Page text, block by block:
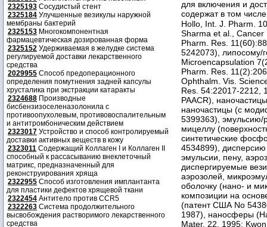
2325193 Сосудистый стент
2325184 Улучшенные везикулы наружной
мембраны бактерий
2325153 Многокомпонентная
фармацевтическая дозированная форма
2325152 Удерживаемая в желудке система
регулируемой доставки лекарственного
средства
2029955 Способ предоперационного
определения помутнения задней капсулы
хрусталика при экстракции катаракты
2324688 Производные
бисбензизоселеназолонила с
противоопухолевым, противовоспалительным
и антитромбоническим действием
2323017 Устройство и способ контролируемый
доставки активных веществ в кожу
2323011 Содержащий Коллаген I и Коллаген II
способный к рассасыванию внеклеточный
матрикс, предназначенный для
реконструирования хряща
2322955 Способ изготовления имплантанта
для пластики дефектов хрящевой ткани
2322454 Антитело против CCR5
2322263 Система продолжительного
высвобождения растворимого лекарственного
средства
для включения и
содержат в том
Hollo, Int. J. Pharm.
Sharma et al.,
Pharm. Res.
5242073), липосому/
Microencapsulation
Pharm. Res.
Ophthalm. Vis.
Res. 54:22017-2212,
PAACR),
наночастицы (с
5399363), эмульсию/
мицеллу
синтетические
4534899),
эмульсии, пену,
диспергируемые
аэрозолей,
оболочку (нано- и
композиции на
(патент США No
1987), наносферы
Mater. 22, 1995;